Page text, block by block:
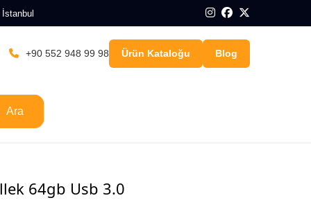
+90 552 948 99 98 Ürün Kataloğu Blog
Ara
64gb Usb 3.0